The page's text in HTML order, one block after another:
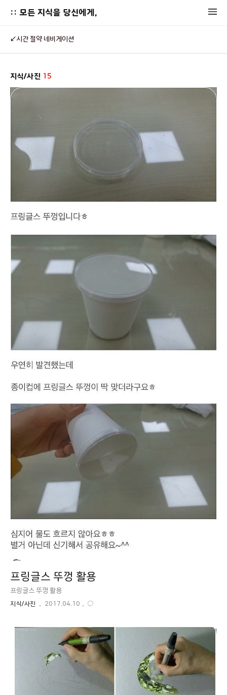
:: 모든 지식을 당신에게,
↙시간 절약 네비게이션
지식/사진 15
프링글스 뚜껑 활용
프링글스 뚜껑 활용
지식/사진 2017.04.10